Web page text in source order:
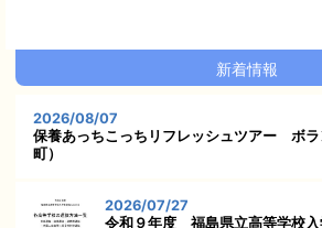
新着情報
2026/08/07
保養あっちこっちリフレッシュツアー ボ
町）
2026/07/27
令和９年度 福島県立高等学校入